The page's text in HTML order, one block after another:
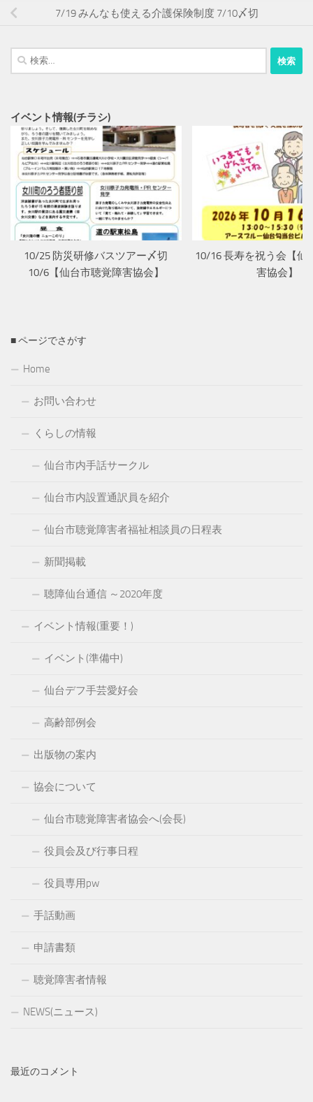
7/19 みんなも使える介護保険制度 7/10〆切
検
索:
イベント情報(チラシ)
10/25 防災研修バスツアー〆切
10/6【仙台市聴覚障害協会】
10/16 長寿を祝う会【仙
害協会】
■ ページでさがす
Home
お問い合わせ
くらしの情報
仙台市内手話サークル
仙台市内設置通訳員を紹介
仙台市聴覚障害者福祉相談員の日程表
新聞掲載
聴障仙台通信 ～2020年度
イベント情報(重要！)
イベント(準備中)
仙台デフ手芸愛好会
高齢部例会
出版物の案内
協会について
仙台市聴覚障害者協会へ(会長)
役員会及び行事日程
役員専用pw
手話動画
申請書類
聴覚障害者情報
NEWS(ニュース)
最近のコメント